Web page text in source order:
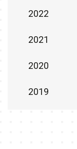
2022
2021
2020
2019